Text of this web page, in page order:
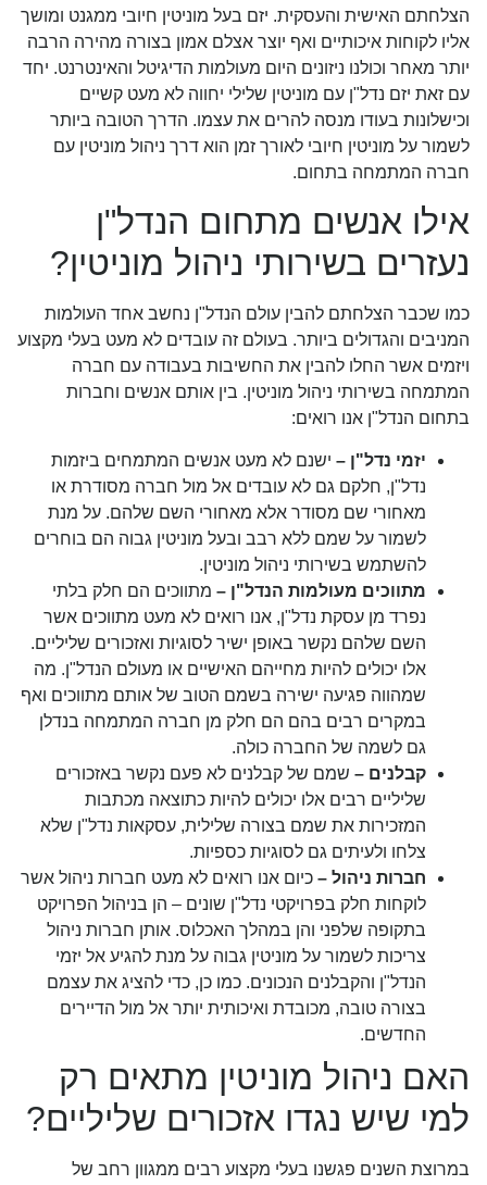
הצלחתם האישית והעסקית. יזם בעל מוניטין חיובי ממגנט ומושך
אליו לקוחות איכותיים ואף יוצר אצלם אמון בצורה מהירה הרבה
יותר מאחר וכולנו ניזונים היום מעולמות הדיגיטל והאינטרנט. יחד
עם זאת יזם נדל"ן עם מוניטין שלילי יחווה לא מעט קשיים
וכישלונות בעודו מנסה להרים את עצמו. הדרך הטובה ביותר
לשמור על מוניטין חיובי לאורך זמן הוא דרך ניהול מוניטין עם
חברה המתמחה בתחום.
אילו אנשים מתחום הנדל"ן
נעזרים בשירותי ניהול מוניטין?
כמו שכבר הצלחתם להבין עולם הנדל"ן נחשב אחד העולמות
המניבים והגדולים ביותר. בעולם זה עובדים לא מעט בעלי מקצוע
ויזמים אשר החלו להבין את החשיבות בעבודה עם חברה
המתמחה בשירותי ניהול מוניטין. בין אותם אנשים וחברות
בתחום הנדל"ן אנו רואים:
יזמי נדל"ן – ישנם לא מעט אנשים המתמחים ביזמות
נדל"ן, חלקם גם לא עובדים אל מול חברה מסודרת או
מאחורי שם מסודר אלא מאחורי השם שלהם. על מנת
לשמור על שמם ללא רבב ובעל מוניטין גבוה הם בוחרים
להשתמש בשירותי ניהול מוניטין.
מתווכים מעולמות הנדל"ן – מתווכים הם חלק בלתי
נפרד מן עסקת נדל"ן, אנו רואים לא מעט מתווכים אשר
השם שלהם נקשר באופן ישיר לסוגיות ואזכורים שליליים.
אלו יכולים להיות מחייהם האישיים או מעולם הנדל"ן. מה
שמהווה פגיעה ישירה בשמם הטוב של אותם מתווכים ואף
במקרים רבים בהם הם חלק מן חברה המתמחה בנדלן
גם לשמה של החברה כולה.
קבלנים – שמם של קבלנים לא פעם נקשר באזכורים
שליליים רבים אלו יכולים להיות כתוצאה מכתבות
המזכירות את שמם בצורה שלילית, עסקאות נדל"ן שלא
צלחו ולעיתים גם לסוגיות כספיות.
חברות ניהול – כיום אנו רואים לא מעט חברות ניהול אשר
לוקחות חלק בפרויקטי נדל"ן שונים – הן בניהול הפרויקט
בתקופה שלפני והן במהלך האכלוס. אותן חברות ניהול
צריכות לשמור על מוניטין גבוה על מנת להגיע אל יזמי
הנדל"ן והקבלנים הנכונים. כמו כן, כדי להציג את עצמם
בצורה טובה, מכובדת ואיכותית יותר אל מול הדיירים
החדשים.
האם ניהול מוניטין מתאים רק
למי שיש נגדו אזכורים שליליים?
במרוצת השנים פגשנו בעלי מקצוע רבים ממגוון רחב של